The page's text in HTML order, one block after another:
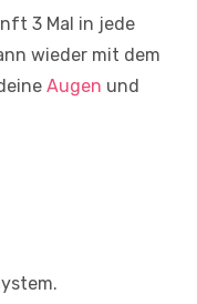
3 Mal in jede
wieder mit dem
Augen und